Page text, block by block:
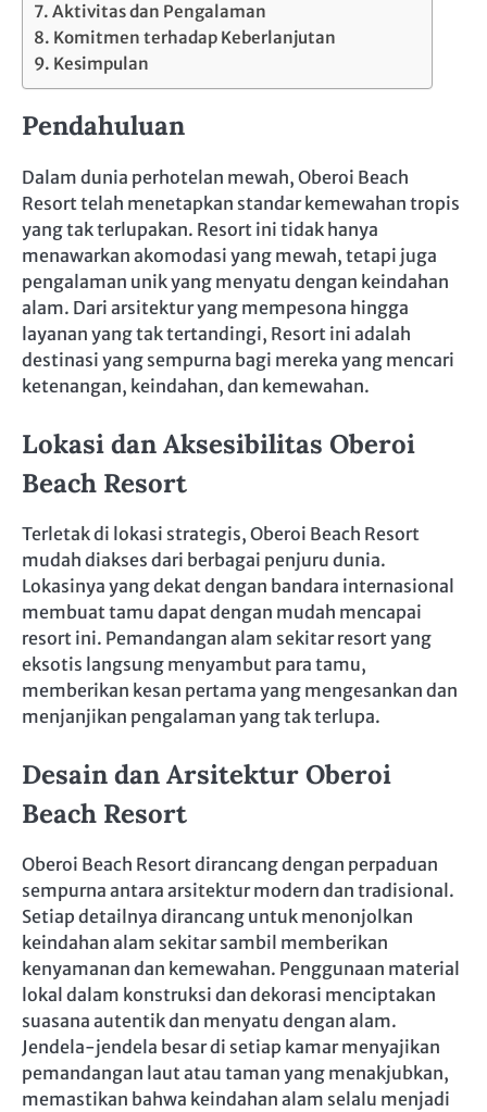
Aktivitas dan Pengalaman
Komitmen terhadap Keberlanjutan
Kesimpulan
Pendahuluan
Dalam dunia perhotelan mewah, Oberoi Beach
Resort telah menetapkan standar kemewahan tropis
yang tak terlupakan. Resort ini tidak hanya
menawarkan akomodasi yang mewah, tetapi juga
pengalaman unik yang menyatu dengan keindahan
alam. Dari arsitektur yang mempesona hingga
layanan yang tak tertandingi, Resort ini adalah
destinasi yang sempurna bagi mereka yang mencari
ketenangan, keindahan, dan kemewahan.
Lokasi dan Aksesibilitas Oberoi
Beach Resort
Terletak di lokasi strategis, Oberoi Beach Resort
mudah diakses dari berbagai penjuru dunia.
Lokasinya yang dekat dengan bandara internasional
membuat tamu dapat dengan mudah mencapai
resort ini. Pemandangan alam sekitar resort yang
eksotis langsung menyambut para tamu,
memberikan kesan pertama yang mengesankan dan
menjanjikan pengalaman yang tak terlupa.
Desain dan Arsitektur Oberoi
Beach Resort
Oberoi Beach Resort dirancang dengan perpaduan
sempurna antara arsitektur modern dan tradisional.
Setiap detailnya dirancang untuk menonjolkan
keindahan alam sekitar sambil memberikan
kenyamanan dan kemewahan. Penggunaan material
lokal dalam konstruksi dan dekorasi menciptakan
suasana autentik dan menyatu dengan alam.
Jendela-jendela besar di setiap kamar menyajikan
pemandangan laut atau taman yang menakjubkan,
memastikan bahwa keindahan alam selalu menjadi